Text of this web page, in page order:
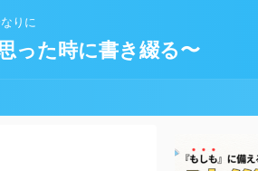
りに
った時に書き綴る〜